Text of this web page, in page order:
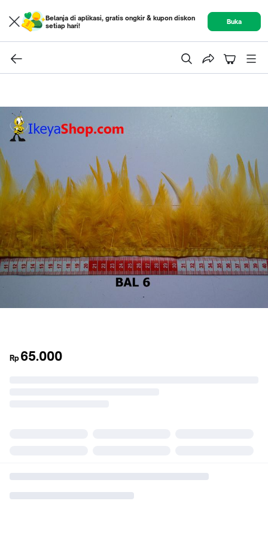
Belanja di aplikasi, gratis ongkir & kupon diskon
setiap hari!
Buka
Rp 65.000